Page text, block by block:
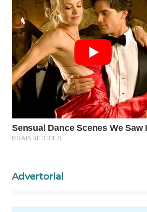
Advertorial
WAHANA
NEWS
WAHANA
TANI
WAHANA
ADVOKAT
WAHANA
INFRASTRUKTUR